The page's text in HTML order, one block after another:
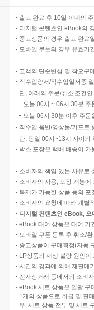
출고 완료 후 10일 이내의
디지털 콘텐츠인 eBook의
중고상품의 경우 출고 완료
모바일 쿠폰의 경우 유효기
고객의 단순변심 및 착오구
직수입양서/직수입일서중
단, 아래의 주문/취소 조건
오늘 00시 ~ 06시 30분
오늘 06시 30분 이후 주
직수입 음반/영상물/기프트
단, 당일 00시~13시 사이의
박스 포장은 택배 배송이
소비자의 책임 있는 사유로
소비자의 사용, 포장 개봉
복제가 가능한 상품 등의
소비자의 요청에 따라 개별
디지털 컨텐츠인 eBook,
eBook 대여 상품은 대여 기
모바일 쿠폰 등록 후 취소/
중고상품이 구매확정(자동
LP상품의 재생 불량 원인
시간의 경과에 의해 재판매
전자상거래 등에서의 소비
eBook 세트 상품은 일괄 구
1개의 상품으로 취급 및 판
우, 세트 상품 전부 및 세트